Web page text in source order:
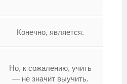
Конечно, является.
Но, к сожалению, учить
— не значит выучить.